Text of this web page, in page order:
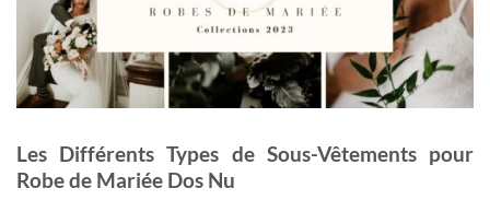
Les Différents Types de Sous-Vêtements pour
Robe de Mariée Dos Nu